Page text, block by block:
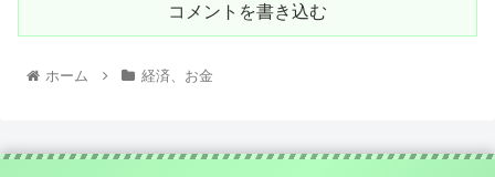
コメントを書き込む
ホーム 経済、お金